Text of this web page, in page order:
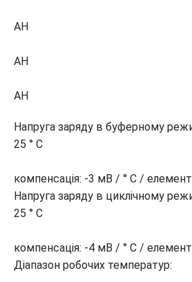
C5
AH
C10
AH
C20
AH
Напруга заряду в буферному
25 ° С
компенсація: -3 мВ / ° C / елемент
Напруга заряду в циклічному
25 ° С
компенсація: -4 мВ / ° C / елемент
Діапазон робочих температур: